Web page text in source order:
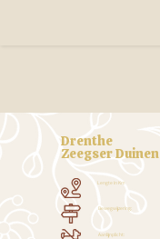
Drenthe
Zeegser Duinen
Lengte In Km
Bewegwijzering:
Aanlijnplicht: